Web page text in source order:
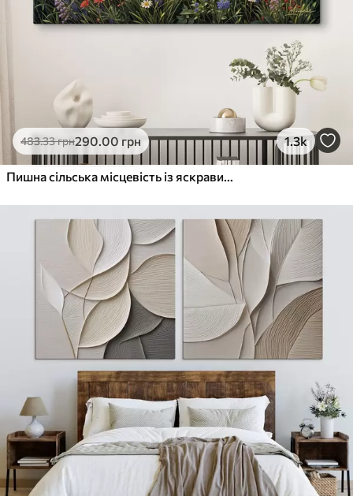
483.33грн290.00 грн 1.3k
Пишна сільська місцевість із яскравим лугом диких квітів, наповненим різнокольоровими квітами під хмарним небом